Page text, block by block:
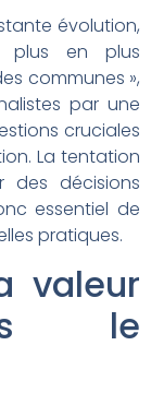
évolution,
plus en plus
communes »,
par une
cruciales
La tentation
des décisions
essentiel de
pratiques.
valeur
le